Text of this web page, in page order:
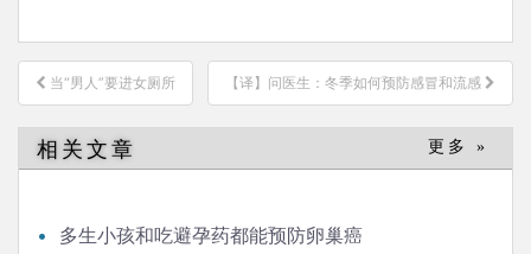
文
章
导
航
当“男人”要进女厕所 【译】问医生：冬季如何预防感冒和流感
相关文章 更多 »
多生小孩和吃避孕药都能预防卵巢癌